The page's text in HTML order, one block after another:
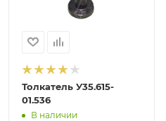
Толкатель У35.615-
01.536
В наличии